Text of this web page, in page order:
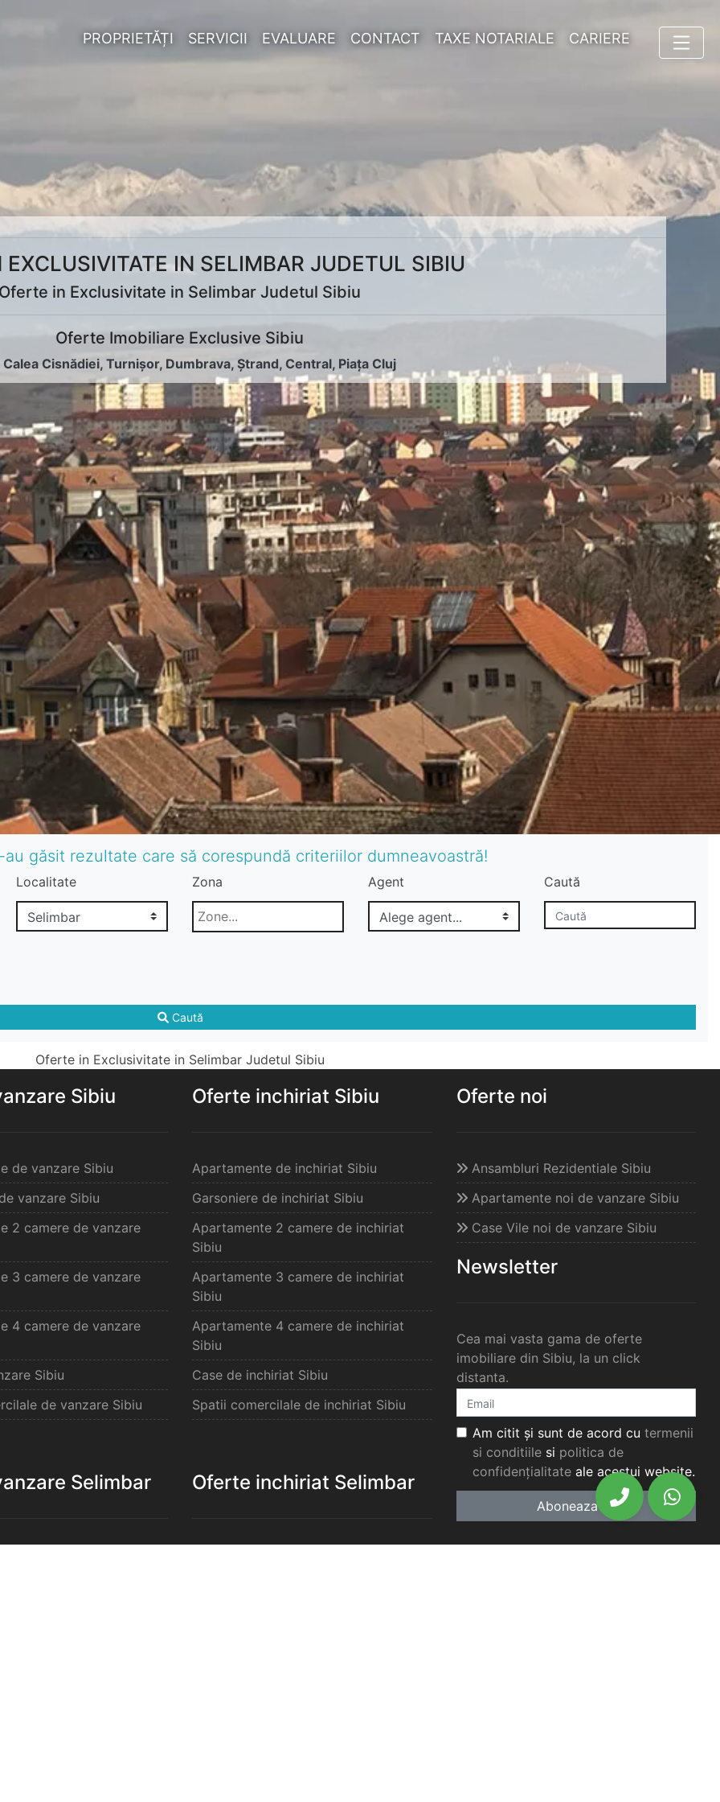
PROPRIETĂȚI SERVICII EVALUARE CONTACT TAXE NOTARIALE CARIERE
EXCLUSIVITATE IN SELIMBAR JUDETUL SIBIU
in Exclusivitate in Selimbar Judetul Sibiu
Oferte Imobiliare Exclusive Sibiu
Calea Cisnădiei,Turnișor, Dumbrava,Ștrand,Central, Piața Cluj
găsit rezultate care să corespundă criteriilor dumneavoastră!
Localitate Zona Agent Caută
Caută
Oferte in Exclusivitate in Selimbar Judetul Sibiu
Sibiu
de vanzare Sibiu
vanzare Sibiu
2 camere de vanzare
3 camere de vanzare
4 camere de vanzare
Sibiu
de vanzare Sibiu
Selimbar
Oferte inchiriat Sibiu
Apartamente de inchiriat Sibiu
Garsoniere de inchiriat Sibiu
Apartamente 2 camere de inchiriat
Sibiu
Apartamente 3 camere de inchiriat
Sibiu
Apartamente 4 camere de inchiriat
Sibiu
Case de inchiriat Sibiu
Spatii comercilale de inchiriat Sibiu
Oferte inchiriat Selimbar
Oferte noi
Ansambluri Rezidentiale Sibiu
Apartamente noi de vanzare Sibiu
Case Vile noi de vanzare Sibiu
Newsletter
Cea mai vasta gama de oferte
imobiliare din Sibiu, la un click
distanta.
Am citit și sunt de acord cu termenii
si conditiilesi politica de
confidențialitateale acestui website.
Aboneaza-te